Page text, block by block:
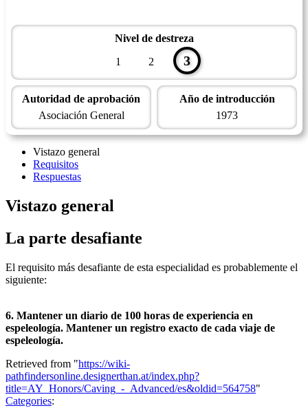
Nivel de destreza
1
2 3
Autoridad de aprobación
Asociación General
Año de introducción
1973
Vistazo general
Requisitos
Respuestas
Vistazo general
La parte desafiante
El requisito más desafiante de esta especialidad es probablemente el
siguiente:
6. Mantener un diario de 100 horas de experiencia en
espeleología. Mantener un registro exacto de cada viaje de
espeleología.
Retrieved from "https://wiki-
pathfindersonline.designerthan.at/index.php?
title=AY_Honors/Caving_-_Advanced/es&oldid=564758"
Categories: